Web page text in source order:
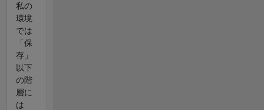
私の
環境
では
「保
存」
以下
の階
層に
は